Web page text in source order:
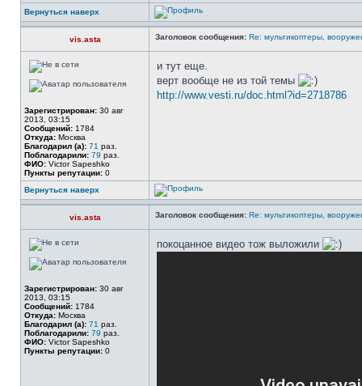
Вернуться наверх
vis.asta Заголовок сообщения: Re: мультикоптеры,
Зарегистрирован: 30 авг
2013, 03:15
Сообщений: 1784
Откуда: Москва
Благодарил (а): 71 раз.
Поблагодарили: 79 раз.
ФИО: Victor Sapeshko
Пункты репутации: 0
и тут еще.
верт вообще не из той темы
http://www.vesti.ru/doc.html?id=2718786
Вернуться наверх
vis.asta Заголовок сообщения: Re: мультикоптеры,
Зарегистрирован: 30 авг
2013, 03:15
Сообщений: 1784
Откуда: Москва
Благодарил (а): 71 раз.
Поблагодарили: 79 раз.
ФИО: Victor Sapeshko
Пункты репутации: 0
покоцанное видео тож выложили